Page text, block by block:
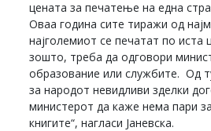
цената за печатење на една
Оваа година сите тиражи од
најголемиот се печатат по
зошто, треба да одговори
образование или службите. Од
за народот невидливи зделки
министерот да каже нема пари
книгите“, нагласи Јаневска.